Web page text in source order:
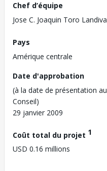
Chef d’équipe
Jose C. Joaquin Toro
Pays
Amérique centrale
Date d'approbation
(à la date de présentation au
Conseil)
29 janvier 2009
Coût total du projet 1
USD 0.16 millions